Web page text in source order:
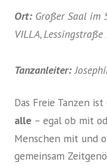
Ort: Großer Saal im
VILLA,
Tanzanleiter:
Das Freie Tanzen ist
alle – egal ob mit
Menschen mit und
gemeinsam